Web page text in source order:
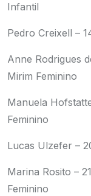
Infantil
Pedro Creixell –
Anne Rodrigues
Mirim Feminino
Manuela
Feminino
Lucas Ulzefer –
Marina Rosito –
Feminino